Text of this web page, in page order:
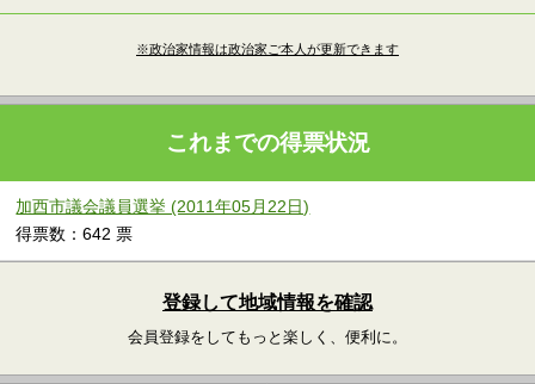
※政治家情報は政治家ご本人が更新できます
これまでの得票状況
加西市議会議員選挙 (2011年05月22日)
得票数：642 票
登録して地域情報を確認
会員登録をしてもっと楽しく、便利に。